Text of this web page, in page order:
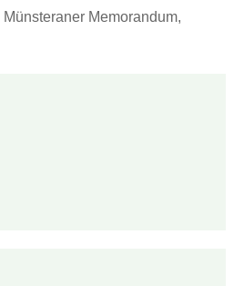
Münsteraner Memorandum,